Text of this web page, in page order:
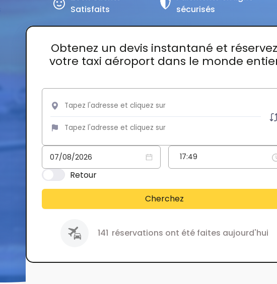
Satisfaits
sécurisés
Obtenez un devis instantané et réservez
votre taxi aéroport dans le monde
Retour
Cherchez
141 réservations ont été faites aujourd'hui